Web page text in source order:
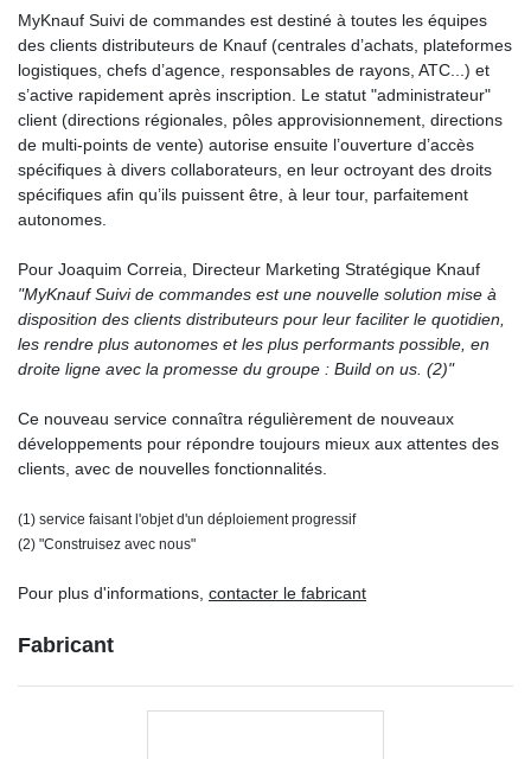
MyKnauf Suivi de commandes est destiné à toutes les équipes
des clients distributeurs de Knauf (centrales d’achats, plateformes
logistiques, chefs d’agence, responsables de rayons, ATC...) et
s’active rapidement après inscription. Le statut "administrateur"
client (directions régionales, pôles approvisionnement, directions
de multi-points de vente) autorise ensuite l’ouverture d’accès
spécifiques à divers collaborateurs, en leur octroyant des droits
spécifiques afin qu’ils puissent être, à leur tour, parfaitement
autonomes.
Pour Joaquim Correia, Directeur Marketing Stratégique Knauf
"MyKnauf Suivi de commandes est une nouvelle solution mise à
disposition des clients distributeurs pour leur faciliter le quotidien,
les rendre plus autonomes et les plus performants possible, en
droite ligne avec la promesse du groupe : Build on us. (2)"
Ce nouveau service connaîtra régulièrement de nouveaux
développements pour répondre toujours mieux aux attentes des
clients, avec de nouvelles fonctionnalités.
(1) service faisant l'objet d'un déploiement progressif
(2) "Construisez avec nous"
Pour plus d'informations, contacter le fabricant
Fabricant